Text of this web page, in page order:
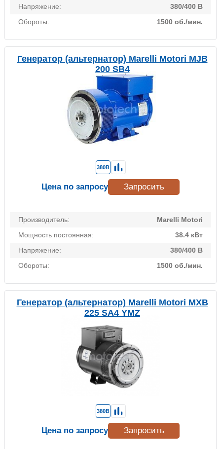
Напряжение:
380/400 В
Обороты:
1500 об./мин.
Генератор (альтернатор) Marelli Motori MJB
200 SB4
Производитель:
Marelli Motori
Мощность постоянная:
38.4 кВт
Напряжение:
380/400 В
Обороты:
1500 об./мин.
380В
Цена по запросу Запросить
Генератор (альтернатор) Marelli Motori MXB
225 SA4 YMZ
380В
Цена по запросу Запросить